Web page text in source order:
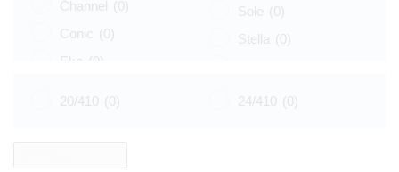
Channel
(0)
Conic
(0)
Eko (0)
Sole (0)
Stella (0)
Vege
20/410 (0) 24/410 (0)